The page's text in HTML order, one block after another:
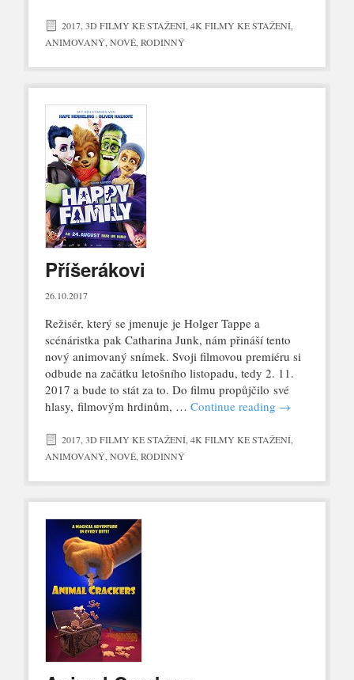
2017, 3D FILMY KE STAŽENÍ, 4K FILMY KE STAŽENÍ,
ANIMOVANÝ NOVÉ, RODINNÝ
Příšerákovi
26.10.2017
Režisér, který se jmenuje je Holger Tappe a
scénáristka pak Catharina Junk, nám přináší tento
nový animovaný snímek. Svoji filmovou premiéru si
odbude na začátku letošního listopadu, tedy 2. 11.
2017 a bude to stát za to. Do filmu propůjčilo své
hlasy, filmovým hrdinům, … Continue reading →
2017, 3D FILMY KE STAŽENÍ, 4K FILMY KE STAŽENÍ,
ANIMOVANÝ NOVÉ, RODINNÝ